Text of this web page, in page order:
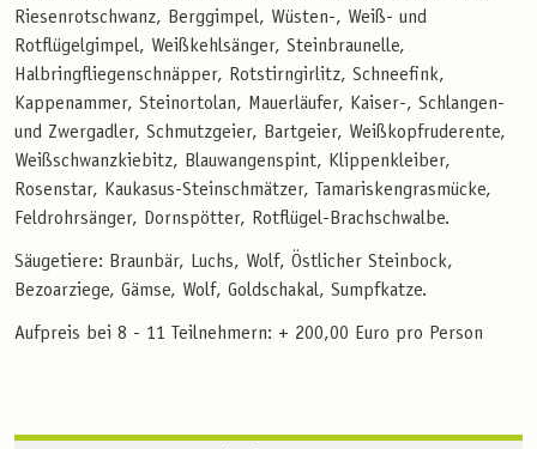
Riesenrotschwanz, Berggimpel, Wüsten-, Weiß- und
Rotflügelgimpel, Weißkehlsänger, Steinbraunelle,
Halbringfliegenschnäpper, Rotstirngirlitz, Schneefink,
Kappenammer, Steinortolan, Mauerläufer, Kaiser-, Schlangen-
und Zwergadler, Schmutzgeier, Bartgeier, Weißkopfruderente,
Weißschwanzkiebitz, Blauwangenspint, Klippenkleiber,
Rosenstar, Kaukasus-Steinschmätzer, Tamariskengrasmücke,
Feldrohrsänger, Dornspötter, Rotflügel-Brachschwalbe.
Säugetiere: Braunbär, Luchs, Wolf, Östlicher Steinbock,
Bezoarziege, Gämse, Wolf, Goldschakal, Sumpfkatze.
Aufpreis bei 8 - 11 Teilnehmern: + 200,00 Euro pro Person